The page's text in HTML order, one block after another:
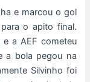
e marcou o gol
o apito final.
a AEF cometeu
a bola pegou na
Silvinho foi